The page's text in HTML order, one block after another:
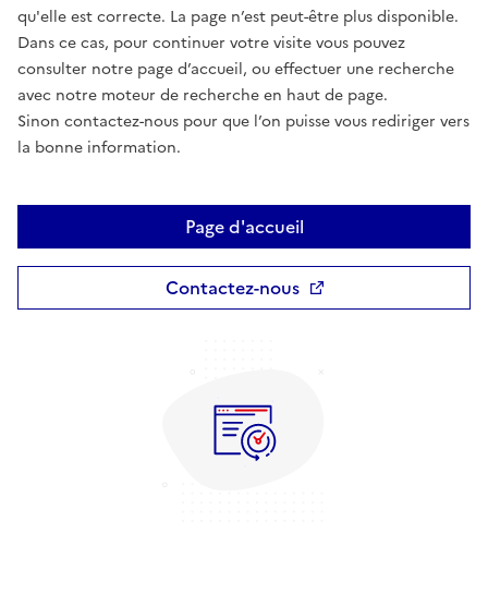
qu'elle est correcte. La page n’est peut-être plus disponible.
Dans ce cas, pour continuer votre visite vous pouvez
consulter notre page d’accueil, ou effectuer une recherche
avec notre moteur de recherche en haut de page.
Sinon contactez-nous pour que l’on puisse vous rediriger vers
la bonne information.
Page d'accueil
Contactez-nous